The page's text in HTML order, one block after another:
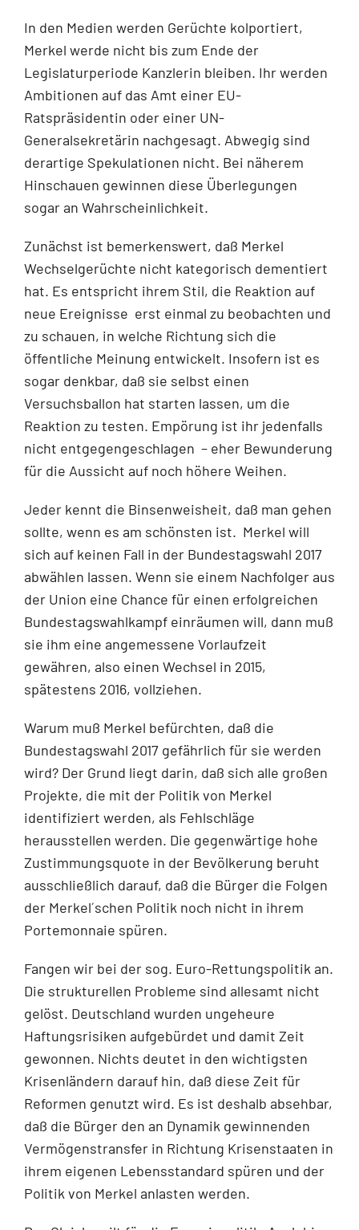
In den Medien werden Gerüchte kolportiert,
Merkel werde nicht bis zum Ende der
Legislaturperiode Kanzlerin bleiben. Ihr werden
Ambitionen auf das Amt einer EU-
Ratspräsidentin oder einer UN-
Generalsekretärin nachgesagt. Abwegig sind
derartige Spekulationen nicht. Bei näherem
Hinschauen gewinnen diese Überlegungen
sogar an Wahrscheinlichkeit.
Zunächst ist bemerkenswert, daß Merkel
Wechselgerüchte nicht kategorisch dementiert
hat. Es entspricht ihrem Stil, die Reaktion auf
neue Ereignisse erst einmal zu beobachten und
zu schauen, in welche Richtung sich die
öffentliche Meinung entwickelt. Insofern ist es
sogar denkbar, daß sie selbst einen
Versuchsballon hat starten lassen, um die
Reaktion zu testen. Empörung ist ihr jedenfalls
nicht entgegengeschlagen – eher Bewunderung
für die Aussicht auf noch höhere Weihen.
Jeder kennt die Binsenweisheit, daß man gehen
sollte, wenn es am schönsten ist. Merkel will
sich auf keinen Fall in der Bundestagswahl 2017
abwählen lassen. Wenn sie einem Nachfolger aus
der Union eine Chance für einen erfolgreichen
Bundestagswahlkampf einräumen will, dann muß
sie ihm eine angemessene Vorlaufzeit
gewähren, also einen Wechsel in 2015,
spätestens 2016, vollziehen.
Warum muß Merkel befürchten, daß die
Bundestagswahl 2017 gefährlich für sie werden
wird? Der Grund liegt darin, daß sich alle großen
Projekte, die mit der Politik von Merkel
identifiziert werden, als Fehlschläge
herausstellen werden. Die gegenwärtige hohe
Zustimmungsquote in der Bevölkerung beruht
ausschließlich darauf, daß die Bürger die Folgen
der Merkel´schen Politik noch nicht in ihrem
Portemonnaie spüren.
Fangen wir bei der sog. Euro-Rettungspolitik an.
Die strukturellen Probleme sind allesamt nicht
gelöst. Deutschland wurden ungeheure
Haftungsrisiken aufgebürdet und damit Zeit
gewonnen. Nichts deutet in den wichtigsten
Krisenländern darauf hin, daß diese Zeit für
Reformen genutzt wird. Es ist deshalb absehbar,
daß die Bürger den an Dynamik gewinnenden
Vermögenstransfer in Richtung Krisenstaaten in
ihrem eigenen Lebensstandard spüren und der
Politik von Merkel anlasten werden.